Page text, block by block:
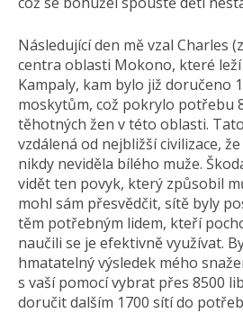
Následující den mě vzal Charles
centra oblasti Mokono, které leží
Kampaly, kam bylo již doručeno
moskytům, což pokrylo potřebu
těhotných žen v této oblasti.
vzdálená od nejbližší civilizace,
nikdy neviděla bílého muže.
vidět ten povyk, který způsobil
mohl sám přesvědčit, sítě byly
těm potřebným lidem, kteří
naučili se je efektivně využívat.
hmatatelný výsledek mého
s vaší pomocí vybrat přes 8500
doručit dalším 1700 sítí do